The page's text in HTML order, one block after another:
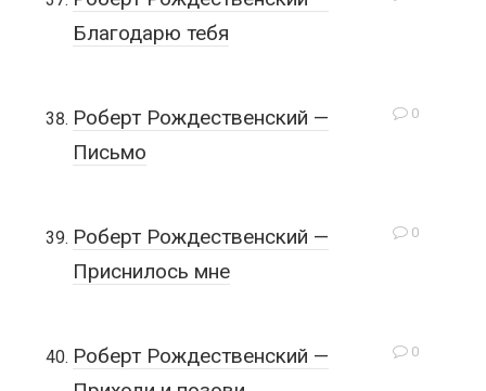
Благодарю тебя
0
Роберт Рождественский —
Письмо
0
Роберт Рождественский —
Приснилось мне
0
Роберт Рождественский —